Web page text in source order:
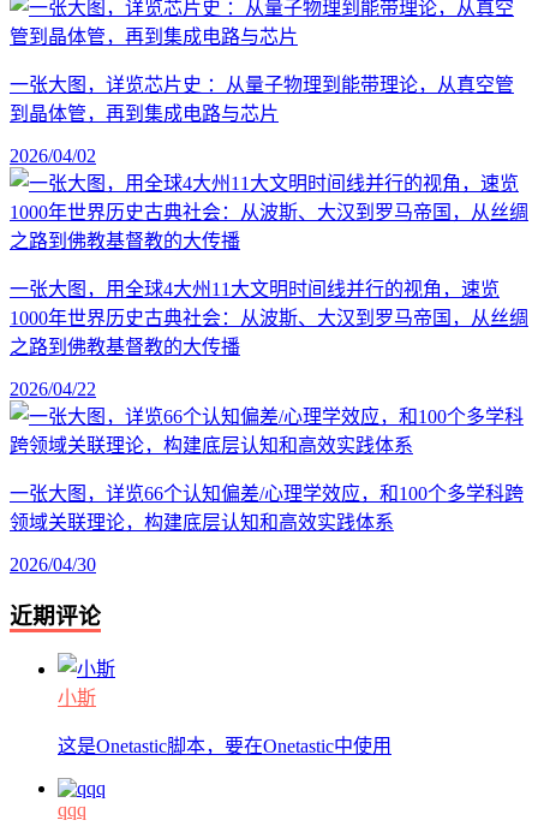
一张大图，详览芯片史 ：从量子物理到能带理论，从真空管
到晶体管，再到集成电路与芯片
2026/04/02
一张大图，用全球4大州11大文明时间线并行的视角，速览
1000年世界历史古典社会：从波斯、大汉到罗马帝国，从丝绸
之路到佛教基督教的大传播
2026/04/22
一张大图，详览66个认知偏差/心理学效应，和100个多学科跨
领域关联理论，构建底层认知和高效实践体系
2026/04/30
近期评论
小斯
这是Onetastic脚本，要在Onetastic中使用
qqq